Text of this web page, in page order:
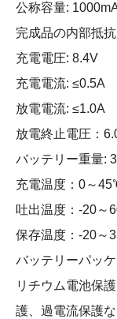
公称容量:
完成品の内部抵
充電電圧: 8.4V
充電電流: ≤0.5A
放電電流: ≤1.0A
放電終止電圧：
バッテリー重量:
充電温度：0～
吐出温度：-20～
保存温度：-20～
バッテリーパッ
リチウム電池保
護、過電流保護な